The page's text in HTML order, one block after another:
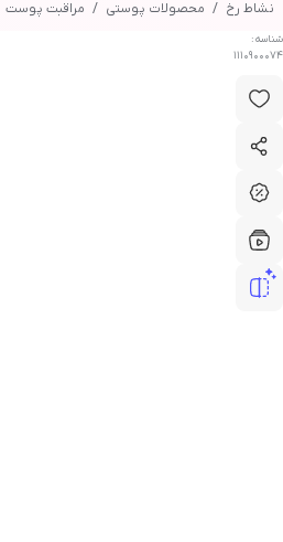
نشاط رخ محصولات پوستی مراقبت پوست
شناسه:
1110900074